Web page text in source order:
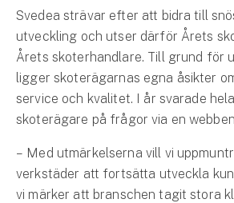
Djurförsäkring
Hem & hus
Hemförsäkring
Villaförsäkring
Bostadsrättsförsäkring
Svedea strävar efter att bidra till
utveckling och utser därför Årets
Årets skoterhandlare. Till grund för
ligger skoterägarnas egna åsikter
service och kvalitet. I år svarade
skoterägare på frågor via en
– Med utmärkelserna vill vi
verkstäder att fortsätta utveckla
vi märker att branschen tagit stora